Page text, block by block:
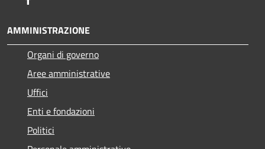
AMMINISTRAZIONE
Organi di governo
Aree amministrative
Uffici
Enti e fondazioni
Politici